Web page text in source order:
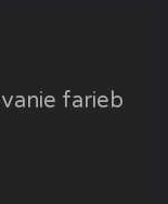
farieb